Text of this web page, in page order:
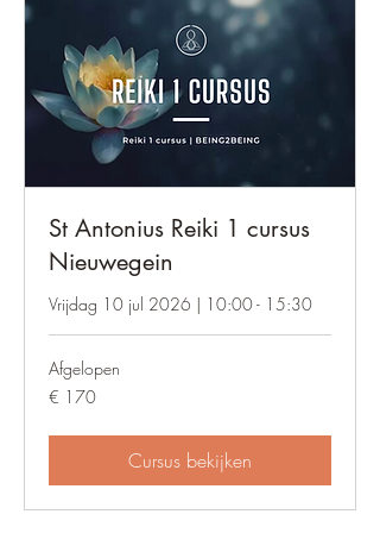
St Antonius Reiki 1 cursus
Nieuwegein
Vrijdag 10 jul 2026 | 10:00 - 15:30
Afgelopen
170
euro
€ 170
Cursus bekijken